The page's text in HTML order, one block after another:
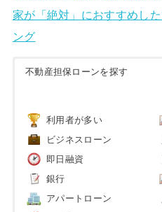
家が「絶対」におすすめし
ング
不動産担保ローンを探す
利用者が多い
ビジネスローン
即日融資
銀行
アパートローン